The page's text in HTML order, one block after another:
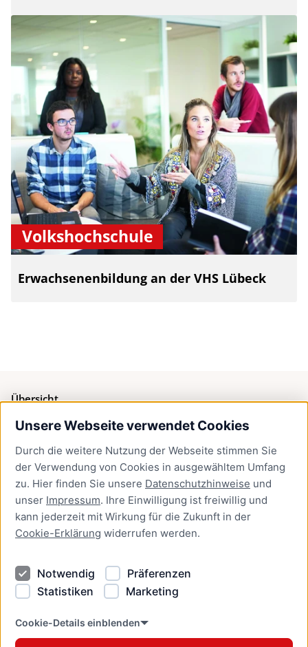
Unsere Webseite verwendet Cookies
Durch die weitere Nutzung der Webseite stimmen Sie
der Verwendung von Cookies in ausgewähltem Umfang
zu. Hier finden Sie unsere Datenschutzhinweise und
unser Impressum. Ihre Einwilligung ist freiwillig und
kann jederzeit mit Wirkung für die Zukunft in der
Cookie-Erklärung widerrufen werden.
Notwendig
Präferenzen
Statistiken
Marketing
Cookie-Details einblenden
Volkshochschule
Erwachsenenbildung an der VHS Lübeck
Übersicht
Bürgerservice
Presse
Newsletter Lübeck:kompakt
Kontakt
Kontakt
Datenschutzhinweise
Barrierefreiheit
Cookie Erklärung